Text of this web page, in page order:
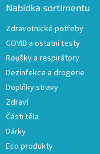
Nabídka sortimentu
Zdravotnické potřeby
COVID a ostatní testy
Roušky a respirátory
Dezinfekce a drogerie
Doplňky stravy
Zdraví
Části těla
Dárky
Eco produkty